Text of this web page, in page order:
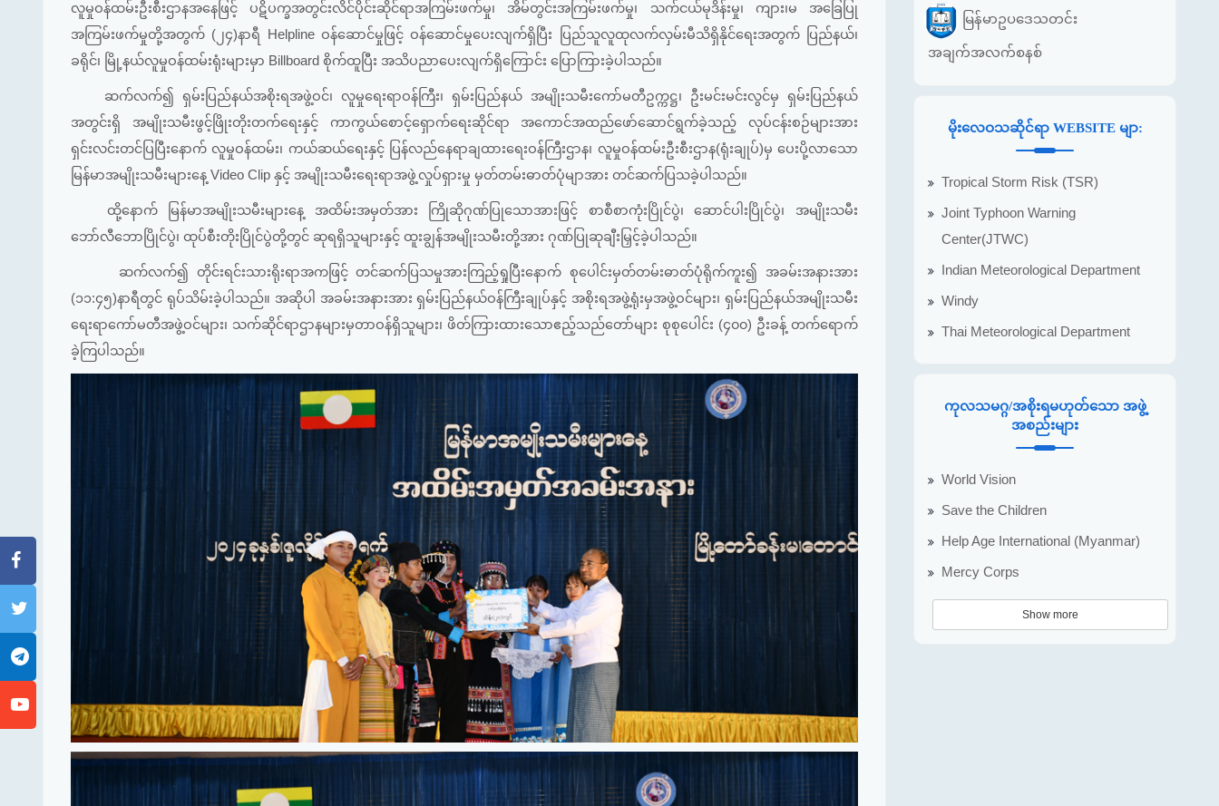
လူမှုဝန်ထမ်းဦးစီးဌာနအနေဖြင့် ပဋိပက္ခအတွင်းလိင်ပိုင်းဆိုင်ရာအကြမ်းဖက်မှု၊ အိမ်တွင်းအကြမ်းဖက်မှု၊ သက်ငယ်မုဒိန်းမှု၊ ကျား၊မ အခြေပြု
အကြမ်းဖက်မှုတို့အတွက် (၂၄)နာရီ Helpline ဝန်ဆောင်မှုဖြင့် ဝန်ဆောင်မှုပေးလျက်ရှိပြီး ပြည်သူလူထုလက်လှမ်းမီသိရှိနိုင်ရေးအတွက် ပြည်နယ်၊
ခရိုင်၊ မြို့နယ်လူမှုဝန်ထမ်းရုံးများမှာ Billboard စိုက်ထူပြီး အသိပညာပေးလျက်ရှိကြောင်း ပြောကြားခဲ့ပါသည်။
ဆက်လက်၍ ရှမ်းပြည်နယ်အစိုးရအဖွဲ့ဝင်၊ လူမှုရေးရာဝန်ကြီး၊ ရှမ်းပြည်နယ် အမျိုးသမီးကော်မတီဥက္ကဋ္ဌ၊ ဦးမင်းမင်းလွင်မှ ရှမ်းပြည်နယ်
အတွင်းရှိ အမျိုးသမီးဖွင့်ဖြိုးတိုးတက်ရေးနှင့် ကာကွယ်စောင့်ရှောက်ရေးဆိုင်ရာ အကောင်အထည်ဖော်ဆောင်ရွက်ခဲ့သည့် လုပ်ငန်းစဉ်များအား
ရှင်းလင်းတင်ပြပြီးနောက် လူမှုဝန်ထမ်း၊ ကယ်ဆယ်ရေးနှင့် ပြန်လည်နေရာချထားရေးဝန်ကြီးဌာန၊ လူမှုဝန်ထမ်းဦးစီးဌာန(ရုံးချုပ်)မှ ပေးပို့လာသော
မြန်မာအမျိုးသမီးများနေ့ Video Clip နှင့် အမျိုးသမီးရေးရာအဖွဲ့လှုပ်ရှားမှု မှတ်တမ်းဓာတ်ပုံမျာအား တင်ဆက်ပြသခဲ့ပါသည်။
ထို့နောက် မြန်မာအမျိုးသမီးများနေ့ အထိမ်းအမှတ်အား ကြိုဆိုဂုဏ်ပြုသောအားဖြင့် စာစီစာကုံးပြိုင်ပွဲ၊ ဆောင်ပါးပြိုင်ပွဲ၊ အမျိုးသမီး
ဘော်လီဘောပြိုင်ပွဲ၊ ထုပ်စီးတိုးပြိုင်ပွဲတို့တွင် ဆုရရှိသူများနှင့် ထူးချွန်အမျိုးသမီးတို့အား ဂုဏ်ပြုဆုချီးမြှင့်ခဲ့ပါသည်။
ဆက်လက်၍ တိုင်းရင်းသားရိုးရာအကဖြင့် တင်ဆက်ပြသမှုအားကြည့်ရှုပြီးနောက် စုပေါင်းမှတ်တမ်းဓာတ်ပုံရိုက်ကူး၍ အခမ်းအနားအား
(၁၁:၄၅)နာရီတွင် ရုပ်သိမ်းခဲ့ပါသည်။ အဆိုပါ အခမ်းအနားအား ရှမ်းပြည်နယ်ဝန်ကြီးချုပ်နှင့် အစိုးရအဖွဲ့ရုံးမှအဖွဲ့ဝင်များ၊ ရှမ်းပြည်နယ်အမျိုးသမီး
ရေးရာကော်မတီအဖွဲ့ဝင်များ၊ သက်ဆိုင်ရာဌာနများမှတာဝန်ရှိသူများ၊ ဖိတ်ကြားထားသောဧည့်သည်တော်များ စုစုပေါင်း (၄၀၀) ဦးခန့် တက်ရောက်
ခဲ့ကြပါသည်။
မြန်မာဥပဒေသတင်း
အချက်အလက်စနစ်
မိုးလေဝသဆိုင်ရာ WEBSITE မျာ:
Tropical Storm Risk (TSR)
Joint Typhoon Warning
Center(JTWC)
Indian Meteorological Department
Windy
Thai Meteorological Department
ကုလသမဂ္ဂ/အစိုးရမဟုတ်သော အဖွဲ့
အစည်းများ
World Vision
Save the Children
Help Age International (Myanmar)
Mercy Corps
Show more